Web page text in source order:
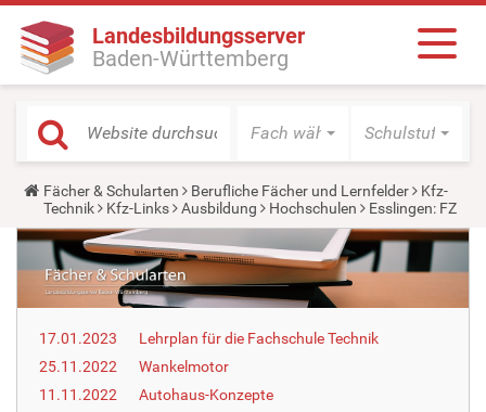
Landesbildungsserver
Baden-Württemberg
Fach wählen Schulstufe
Y
o
u
a
e
h
e
e
:
Fächer & Schularten Berufliche Fächer und Lernfelder
Kfz-
Technik
Kfz-Links Ausbildung Hochschulen Esslingen: FZ
17.01.2023
Lehrplan für die Fachschule Technik
25.11.2022
Wankelmotor
11.11.2022
Autohaus-Konzepte